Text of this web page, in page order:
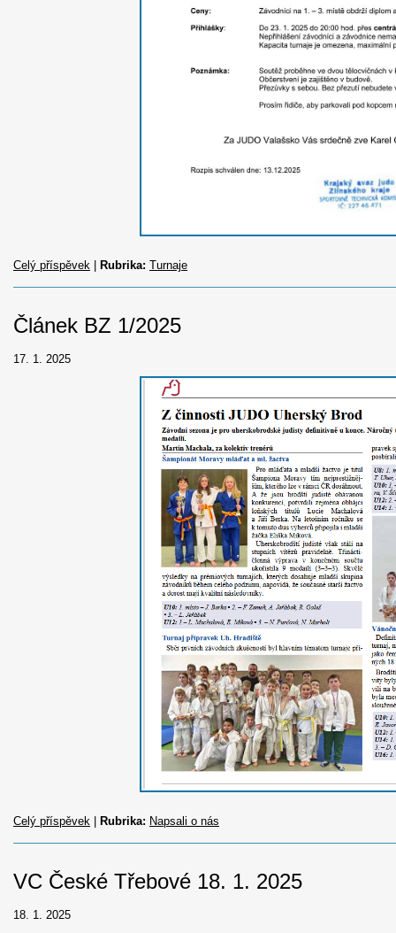
Celý příspěvek | Rubrika: Turnaje
Článek BZ 1/2025
17. 1. 2025
Celý příspěvek Rubrika: Napsali o nás
VC České Třebové 18. 1. 2025
18. 1. 2025